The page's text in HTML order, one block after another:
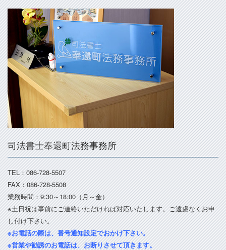
司法書士奉還町法務事務所
TEL：086-728-5507
FAX：086-728-5508
業務時間：9:30～18:00（月～金）
※土日祝は事前にご連絡いただければ対応いたします。ご遠慮なくお申
し付け下さい。
※お電話の際は、番号通知設定でおかけ下さい。
※営業や勧誘のお電話は、お断りさせて頂きます。